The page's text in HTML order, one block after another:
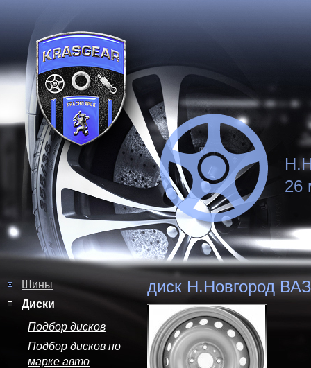
26
Шины
Диски
Подбор дисков
Подбор дисков по
марке авто
диск Н.Новгород